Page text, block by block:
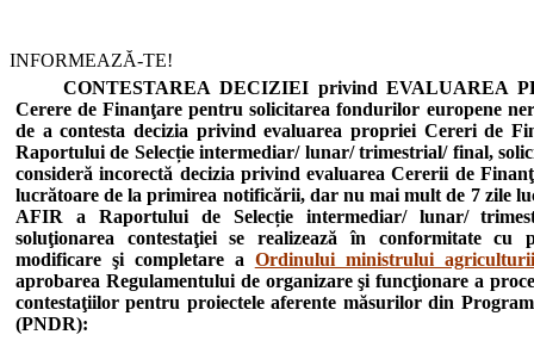
INFORMEAZĂ-TE!
CONTESTAREA DECIZIEI privind EVALUAREA
Cerere de Finanţare pentru solicitarea fondurilor europene
de a contesta decizia privind evaluarea propriei Cereri de
Raportului de Selecție intermediar/ lunar/ trimestrial/ final,
consideră incorectă decizia privind evaluarea Cererii de
lucrătoare de la primirea notificării, dar nu mai mult de 7 zile
AFIR a Raportului de Selecție intermediar/ lunar/
soluţionarea contestaţiei se realizează în conformitate cu
modificare şi completare a Ordinului ministrului
aprobarea Regulamentului de organizare şi funcţionare a
contestaţiilor pentru proiectele aferente măsurilor din
(PNDR):